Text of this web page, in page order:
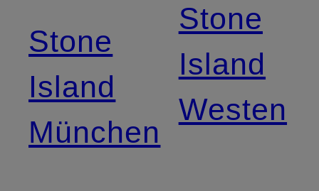
Stone
Island
München
Stone
Island
Westen